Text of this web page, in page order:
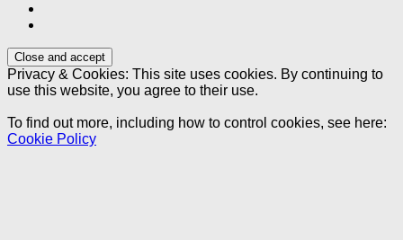
Privacy & Cookies: This site uses cookies. By continuing to
use this website, you agree to their use.
To find out more, including how to control cookies, see here:
Cookie Policy